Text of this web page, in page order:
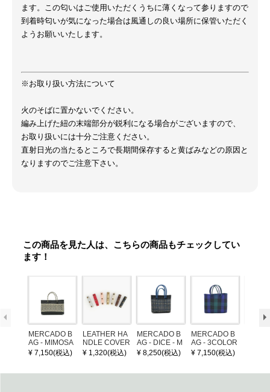
ます。この匂いはご使用いただくうちに薄くなって参りますので
到着時匂いが気になった場合は風通しの良い場所に保管いただく
ようお願いいたします。
※お取り扱い方法について
火のそばに置かないでください。
編み上げた紐の末端部分が鋭利になる場合がございますので、
お取り扱いには十分ご注意ください。
直射日光の当たるところで長期間保存すると黄ばみなどの原因と
なりますのでご注意下さい。
この商品を見た人は、こちらの商品もチェックしてい
ます！
MERCADO B
AG - MIMOSA
- Black / Crea
¥ 7,150(税込)
LEATHER HA
NDLE COVER
¥ 1,320(税込)
MERCADO B
AG - DICE - M
OSAIC - Black
¥ 8,250(税込)
MERCADO B
AG - 3COLOR
S CHECK - Bl
¥ 7,150(税込)